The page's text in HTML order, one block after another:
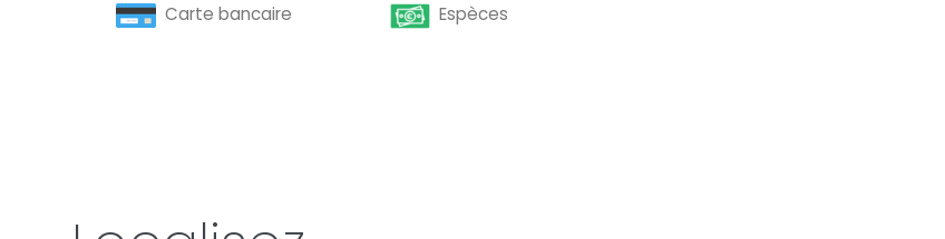
Carte bancaire Espèces